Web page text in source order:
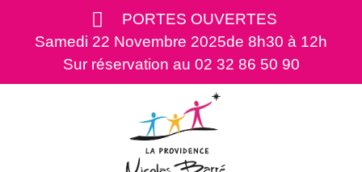
PORTES OUVERTES
Samedi 22 Novembre 2025de 8h30 à 12h
Sur réservation au 02 32 86 50 90